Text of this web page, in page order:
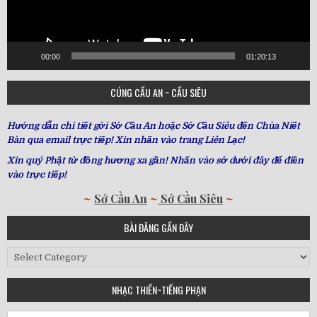
00:00 01:20:13
CÚNG CẦU AN ~ CẦU SIÊU
Hướng dẫn chi tiết gởi Sớ Cầu An hoặc Sớ Cầu Siêu đến Chùa Niết
Bàn qua email trực tiếp! Xin nhấn vào trang Liên Lạc!
Xin quý Phật tử đồng hương xa gần! Nhấn vào sớ dưới đây để điền
vào trực tiếp!
~ Sớ Cầu An ~ Sớ Cầu Siêu ~
BÀI ĐĂNG GẦN ĐÂY
Bài
Gần
NHẠC THIỀN~TIẾNG PHẠN